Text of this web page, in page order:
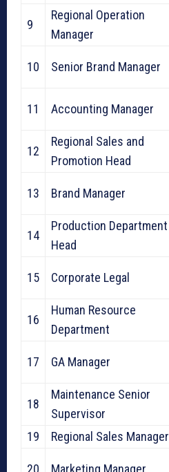
9
Regional Operation
Manager
10 Senior Brand Manager
11 Accounting Manager
12
Regional Sales and
Promotion Head
13 Brand Manager
14
Production Department
Head
15 Corporate Legal
16
Human Resource
Department
17 GA Manager
18
Maintenance Senior
Supervisor
19
Regional Sales Manager
20 Marketing Manager